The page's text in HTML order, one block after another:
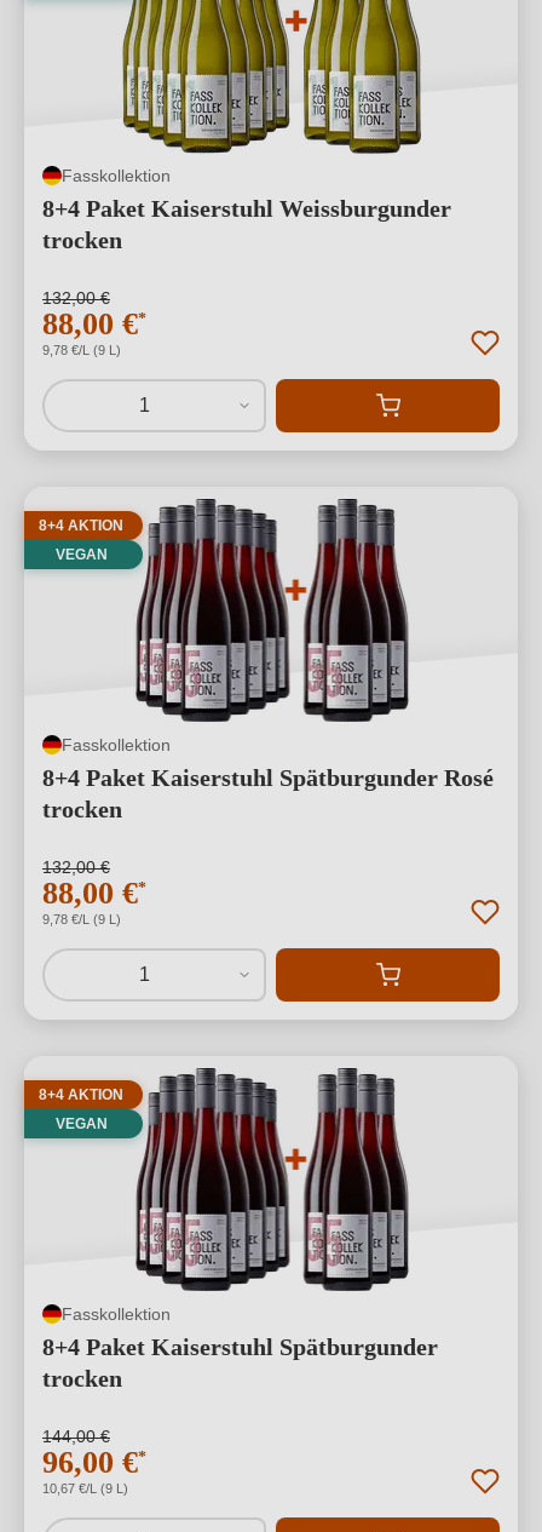
Fasskollektion
8+4 Paket Kaiserstuhl Weissburgunder
trocken
132,00 €
88,00 €*
9,78 €/L (9 L)
1
8+4 AKTION
VEGAN
Fasskollektion
8+4 Paket Kaiserstuhl Spätburgunder Rosé
trocken
132,00 €
88,00 €*
9,78 €/L (9 L)
1
8+4 AKTION
VEGAN
Fasskollektion
8+4 Paket Kaiserstuhl Spätburgunder
trocken
144,00 €
96,00 €*
10,67 €/L (9 L)